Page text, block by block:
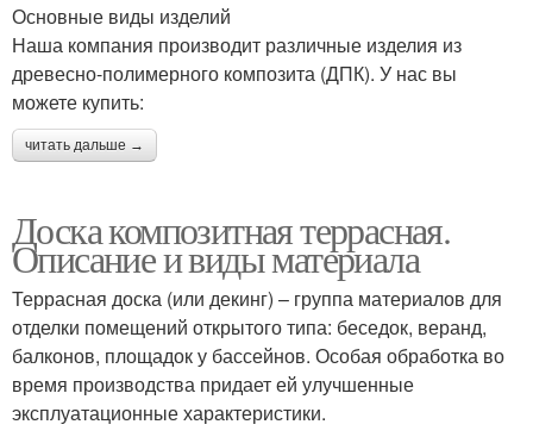
Основные виды изделий
Наша компания производит различные изделия из
древесно-полимерного композита (ДПК). У нас вы
можете купить:
читать дальше →
Доска композитная террасная.
Описание и виды материала
Террасная доска (или декинг) – группа материалов для
отделки помещений открытого типа: беседок, веранд,
балконов, площадок у бассейнов. Особая обработка во
время производства придает ей улучшенные
эксплуатационные характеристики.